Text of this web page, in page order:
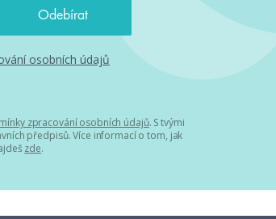
osobních údajů
zpracování osobních údajů. S tvými
předpisů. Více informací o tom, jak
zde.